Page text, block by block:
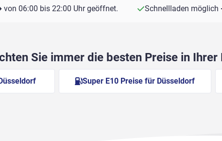
06:00 bis 22:00 Uhr geöffnet. Schnellladen möglich
Sie immer die besten Preise in Ihrer
Super E10 Preise für Düsseldorf